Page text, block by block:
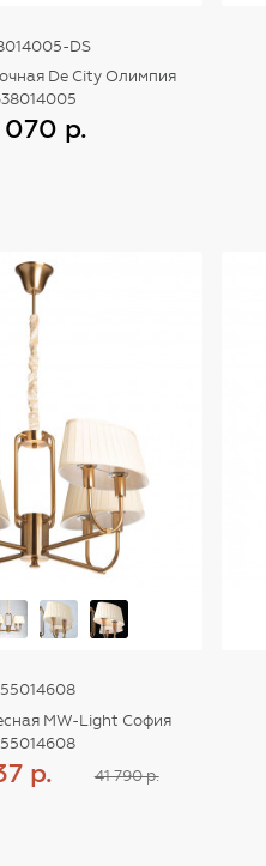
DS
De City Олимпия
р.
MW-Light София
р.
41 790 р.